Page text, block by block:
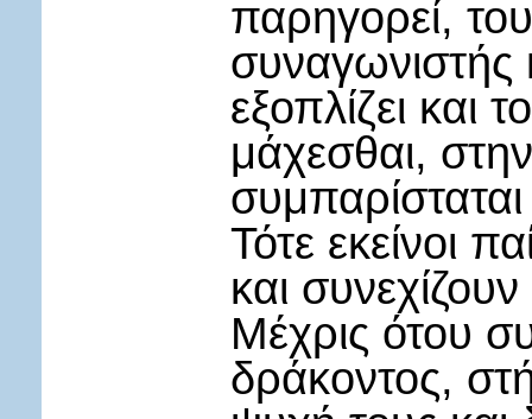
παρηγορεί,
συναγωνιστής
εξοπλίζει και
μάχεσθαι,
Τότε εκείνοι
και
Μέχρις ότου
δράκοντος,